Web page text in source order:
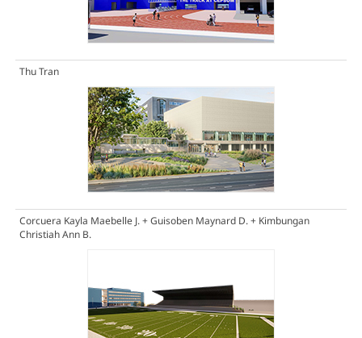
Thu Tran
Corcuera Kayla Maebelle J. + Guisoben Maynard D. + Kimbungan
Christiah Ann B.